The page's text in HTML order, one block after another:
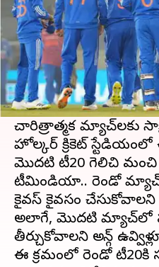
వ్రాసిన వారు Stalin Jan 14, 2024
ఈ వార్తాకథనం ఏంటి
అఫ్గానిస్థాన్‌తోటీమిండియా
టీ20 సిరీస్‌ ఆడుతున్న
అయితే ఆదివారం రెండో
చారిత్రాత్మక మ్యాచ్‌లకు
హోల్కర్ క్రికెట్
మొదటి టీ20 గెలిచి మంచి
టీమిండియా.. రెండో
కైవస్ కైవసం చేసుకోవాలని
అలాగే, మొదటి మ్యాచ్‌లో
తీర్చుకోవాలని అఫ్గాన్
ఈ క్రమంలో రెండో టీ20కి